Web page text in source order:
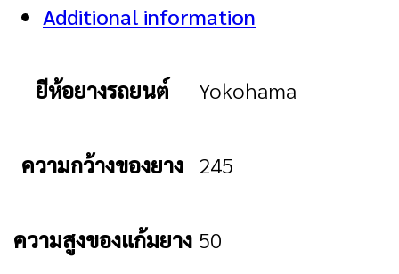
Additional information
ยีห้อยางรถยนต์ Yokohama
ความกว้างของยาง 245
ความสูงของแก้มยาง 50